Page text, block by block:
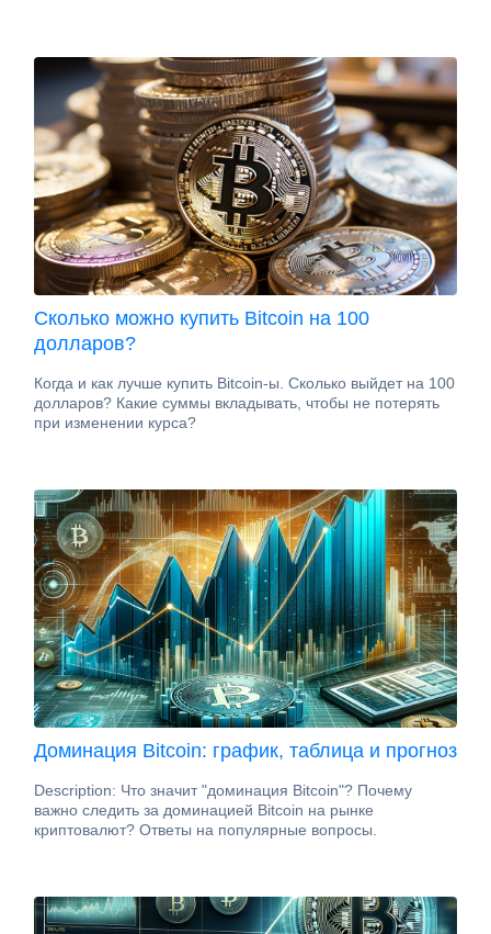
Сколько можно купить Bitcoin на 100
долларов?
Когда и как лучше купить Bitcoin-ы. Сколько выйдет на 100
долларов? Какие суммы вкладывать, чтобы не потерять
при изменении курса?
Доминация Bitcoin: график, таблица и прогноз
Description: Что значит "доминация Bitcoin"? Почему
важно следить за доминацией Bitcoin на рынке
криптовалют? Ответы на популярные вопросы.